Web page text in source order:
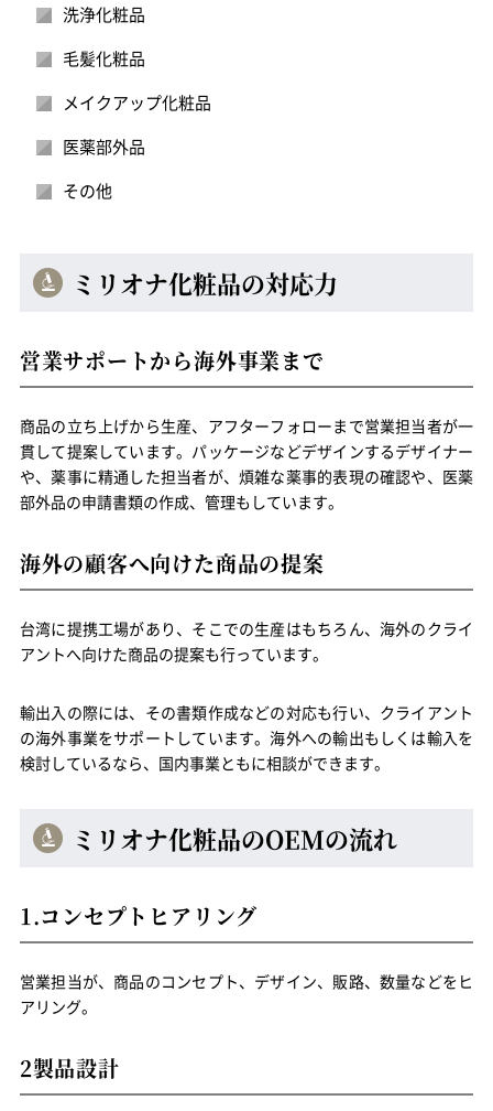
洗浄化粧品
毛髪化粧品
メイクアップ化粧品
医薬部外品
その他
ミリオナ化粧品の対応力
営業サポートから海外事業まで
商品の立ち上げから生産、アフターフォローまで営業担当者が一
貫して提案しています。パッケージなどデザインするデザイナー
や、薬事に精通した担当者が、煩雑な薬事的表現の確認や、医薬
部外品の申請書類の作成、管理もしています。
海外の顧客へ向けた商品の提案
台湾に提携工場があり、そこでの生産はもちろん、海外のクライ
アントへ向けた商品の提案も行っています。
輸出入の際には、その書類作成などの対応も行い、クライアント
の海外事業をサポートしています。海外への輸出もしくは輸入を
検討しているなら、国内事業ともに相談ができます。
ミリオナ化粧品のOEMの流れ
1.コンセプトヒアリング
営業担当が、商品のコンセプト、デザイン、販路、数量などをヒ
アリング。
2製品設計